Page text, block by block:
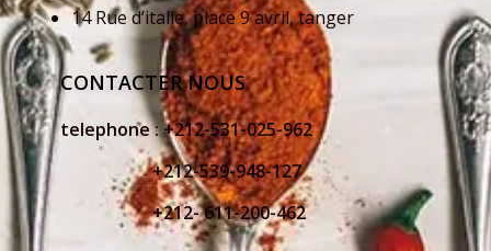
14 Rue d’italie, place 9 avril, tanger
CONTACTER NOUS
telephone :+212-531-025-962
+212-539-948-127
+212- 611-200-462